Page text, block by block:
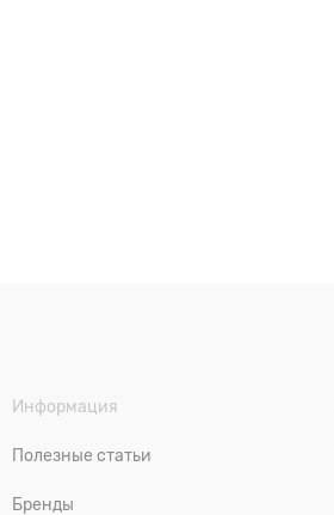
Информация
Полезные статьи
Бренды